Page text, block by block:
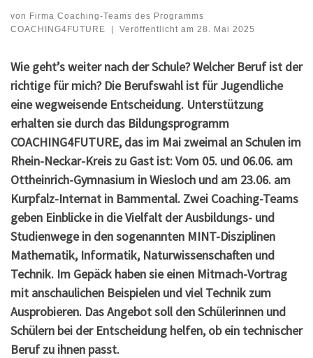
von Firma Coaching-Teams des Programms
COACHING4FUTURE
| Veröffentlicht am 28. Mai 2025
Wie geht’s weiter nach der Schule? Welcher Beruf ist der
richtige für mich? Die Berufswahl ist für Jugendliche
eine wegweisende Entscheidung. Unterstützung
erhalten sie durch das Bildungsprogramm
COACHING4FUTURE, das im Mai zweimal an Schulen im
Rhein-Neckar-Kreis zu Gast ist: Vom 05. und 06.06. am
Ottheinrich-Gymnasium in Wiesloch und am 23.06. am
Kurpfalz-Internat in Bammental. Zwei Coaching-Teams
geben Einblicke in die Vielfalt der Ausbildungs- und
Studienwege in den sogenannten MINT-Disziplinen
Mathematik, Informatik, Naturwissenschaften und
Technik. Im Gepäck haben sie einen Mitmach-Vortrag
mit anschaulichen Beispielen und viel Technik zum
Ausprobieren. Das Angebot soll den Schülerinnen und
Schülern bei der Entscheidung helfen, ob ein technischer
Beruf zu ihnen passt.